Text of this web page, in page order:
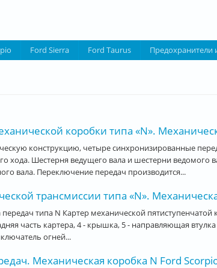
Ford Sierra Ford Taurus Предохранители
коробки типа «N».
конструкцию, четыре синхронизированные
хода. Шестерня ведущего вала и шестерни ведомого
вала. Переключение передач производится...
трансмиссии типа «N».
типа N Картер механической пятиступенчатой
часть картера, 4 - крышка, 5 - направляющая
огней...
Механическая коробка N Ford